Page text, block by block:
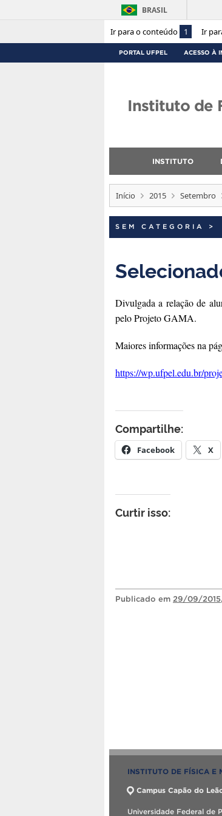
Ir para o conteúdo 1 Ir
BRASIL
PORTAL UFPEL ACESSO À
Instituto de
INSTITUTO
Início 2015 Setembro
SEM CATEGORIA >
Divulgada a relação de
pelo Projeto GAMA.
Maiores informações na
https://wp.ufpel.edu.br/
Compartilhe:
Facebook X
Curtir isso:
Publicado em 29/09/2015
INSTITUTO DE FÍSICA E
Campus Capão do
Universidade Federal de